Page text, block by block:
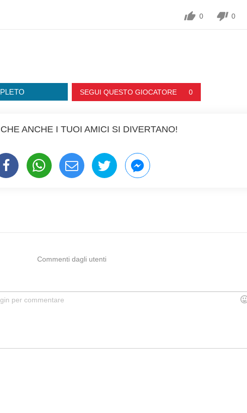
 0  0
SEGUI QUESTO GIOCATORE 0
ANCHE I TUOI AMICI SI DIVERTANO!
Commenti dagli utenti